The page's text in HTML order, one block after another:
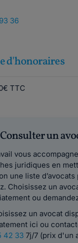
36
d'honoraires
TTC
Consulter un
vous
juridiques en
une liste d’avocats
Choisissez un
ou
un avocat
ici ou
42 337j/7 (prix d'un